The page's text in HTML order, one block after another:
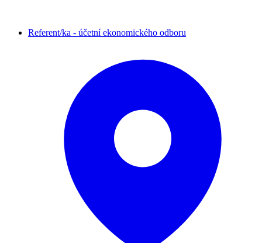
Referent/ka - účetní ekonomického odboru